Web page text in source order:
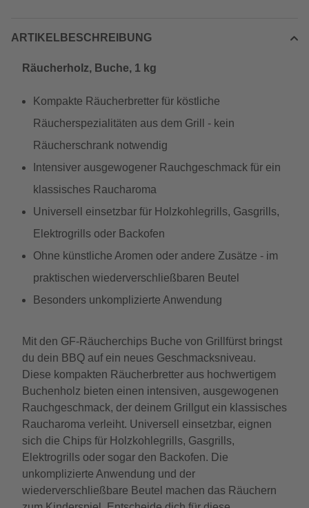
ARTIKELBESCHREIBUNG
Räucherholz, Buche, 1 kg
Kompakte Räucherbretter für köstliche
Räucherspezialitäten aus dem Grill - kein
Räucherschrank notwendig
Intensiver ausgewogener Rauchgeschmack für ein
klassisches Raucharoma
Universell einsetzbar für Holzkohlegrills, Gasgrills,
Elektrogrills oder Backofen
Ohne künstliche Aromen oder andere Zusätze - im
praktischen wiederverschließbaren Beutel
Besonders unkomplizierte Anwendung
Mit den GF-Räucherchips Buche von Grillfürst bringst
du dein BBQ auf ein neues Geschmacksniveau.
Diese kompakten Räucherbretter aus hochwertigem
Buchenholz bieten einen intensiven, ausgewogenen
Rauchgeschmack, der deinem Grillgut ein klassisches
Raucharoma verleiht. Universell einsetzbar, eignen
sich die Chips für Holzkohlegrills, Gasgrills,
Elektrogrills oder sogar den Backofen. Die
unkomplizierte Anwendung und der
wiederverschließbare Beutel machen das Räuchern